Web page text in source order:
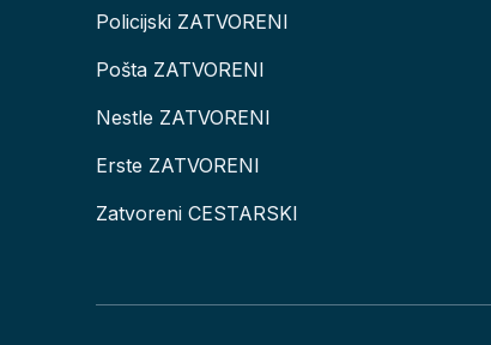
Policijski ZATVORENI
Pošta ZATVORENI
Nestle ZATVORENI
Erste ZATVORENI
Zatvoreni CESTARSKI